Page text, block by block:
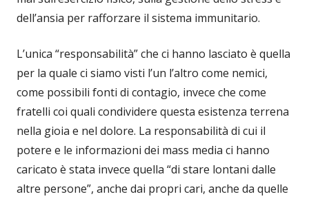
dell’ansia per rafforzare il sistema immunitario.
L’unica “responsabilità” che ci hanno lasciato è quella
per la quale ci siamo visti l’un l’altro come nemici,
come possibili fonti di contagio, invece che come
fratelli coi quali condividere questa esistenza terrena
nella gioia e nel dolore. La responsabilità di cui il
potere e le informazioni dei mass media ci hanno
caricato è stata invece quella “di stare lontani dalle
altre persone”, anche dai propri cari, anche da quelle